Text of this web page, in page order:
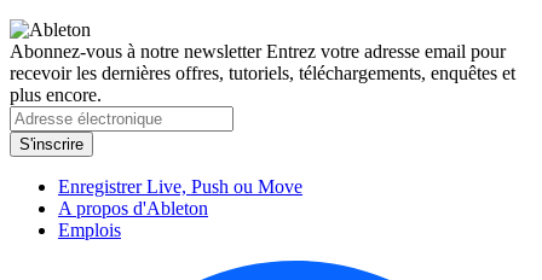
Abonnez-vous à notre newsletterEntrez votre adresse email pour
recevoir les dernières offres, tutoriels, téléchargements, enquêtes et
plus encore.
Enregistrer Live, Push ou Move
A propos d'Ableton
Emplois